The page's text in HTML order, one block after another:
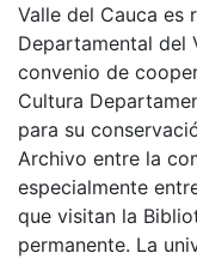
Valle del Cauca es
Departamental del
convenio de
Cultura
para su
Archivo entre la
especialmente
que visitan la
permanente. La